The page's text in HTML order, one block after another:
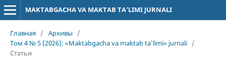
MAKTABGACHA VA MAKTAB TA’LIMI JURNALI
Главная / Архивы
/
Том 4 № 5 (2026): «Maktabgacha va maktab ta’limi» jurnali /
Статьи